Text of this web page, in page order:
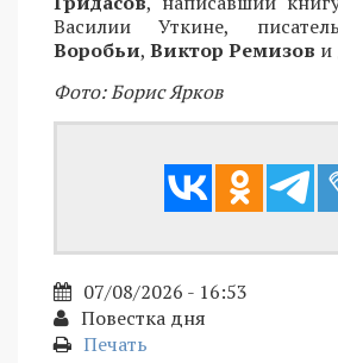
Василии Уткине,
Воробьи, Виктор Ремизов и
Фото: Борис Ярков
07/08/2026 - 16:53
Повестка дня
Печать